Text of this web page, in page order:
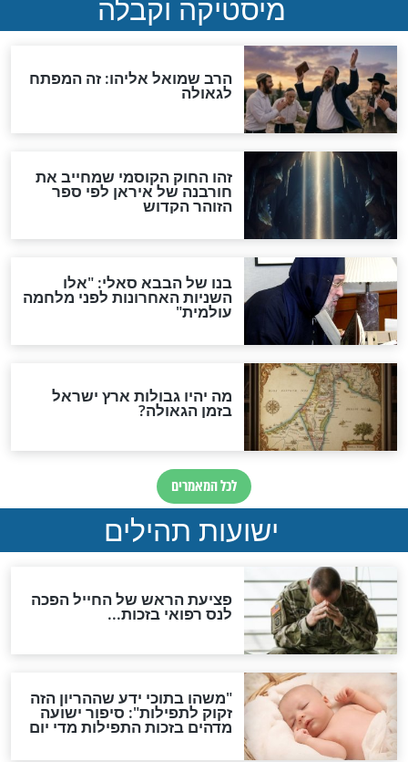
"לפני הגאולה תהיה אפיקורסות
והכחשה גדולה מאוד של
האמונה"
האם לאחר בוא המשיח יהיה
אפשר לחזור בתשובה?
לכל המאמרים
להמתקת הדינים וביטול
גזרות
סגולת ע"ב שמות הקודש
תפילה סגולית להמתקת
הדינים